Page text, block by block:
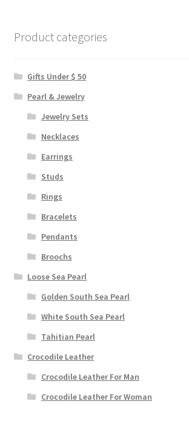
Product categories
Gifts Under $ 50
Pearl & Jewelry
Jewelry Sets
Necklaces
Earrings
Studs
Rings
Bracelets
Pendants
Broochs
Loose Sea Pearl
Golden South Sea Pearl
White South Sea Pearl
Tahitian Pearl
Crocodile Leather
Crocodile Leather For Man
Crocodile Leather For Woman